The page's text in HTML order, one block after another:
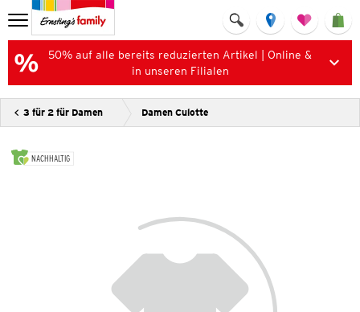
50% auf alle bereits reduzierten Artikel | Online &
in unseren Filialen
3 für 2 für Damen Damen Culotte
NACHHALTIG